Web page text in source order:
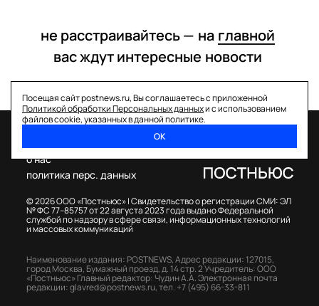
не расстраивайтесь — на главной
вас ждут интересные новости
Посещая сайт postnews.ru, Вы соглашаетесь с приложенной
Политикой обработки Персональных данныхи с использованием
файлов cookie, указанных в данной политике.
ОК
© 2026 ООО «Постньюс» |Свидетельство о регистрации СМИ: ЭЛ
№ ФС 77–85757 от 22 августа 2023 года выдано Федеральной
службой по надзору в сфере связи, информационных технологий
и массовых коммуникаций
о нас
политика перс. данных
Наименование издания: POSTNEWS,Адрес редакции: 127015,
город Москва, Бумажный проезд, д. 14 стр. 2Учредитель: ООО
«Постньюс» Главный редактор: Чудин А.А.Электронная почта
редакции:glavred@postnews.ru,тел. +7 (495) 66-33-811